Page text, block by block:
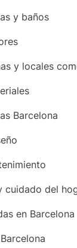
y baños
y locales
Barcelona
cuidado del
en Barcelona